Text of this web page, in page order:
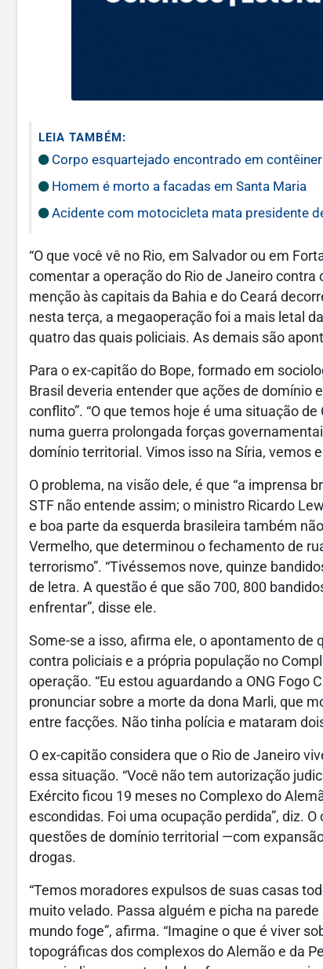
LEIA TAMBÉM:
Corpo esquartejado encontrado em
Homem é morto a facadas em Santa Maria
Acidente com motocicleta mata presidente
“O que você vê no Rio, em Salvador ou em
comentar a operação do Rio de Janeiro
menção às capitais da Bahia e do Ceará
nesta terça, a megaoperação foi a mais letal
quatro das quais policiais. As demais são
Para o ex-capitão do Bope, formado em
Brasil deveria entender que ações de domínio
conflito”. “O que temos hoje é uma situação
numa guerra prolongada forças
domínio territorial. Vimos isso na Síria, vemos
O problema, na visão dele, é que “a imprensa
STF não entende assim; o ministro Ricardo
e boa parte da esquerda brasileira também
Vermelho, que determinou o fechamento de
terrorismo”. “Tivéssemos nove, quinze
de letra. A questão é que são 700, 800
enfrentar”, disse ele.
Some-se a isso, afirma ele, o apontamento
contra policiais e a própria população no
operação. “Eu estou aguardando a ONG
pronunciar sobre a morte da dona Marli, que
entre facções. Não tinha polícia e mataram
O ex-capitão considera que o Rio de Janeiro
essa situação. “Você não tem autorização
Exército ficou 19 meses no Complexo do
escondidas. Foi uma ocupação perdida”, diz.
questões de domínio territorial —com
drogas.
“Temos moradores expulsos de suas casas
muito velado. Passa alguém e picha na
mundo foge”, afirma. “Imagine o que é viver
topográficas dos complexos do Alemão e da